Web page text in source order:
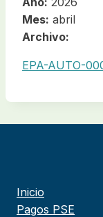
Mes: abril
Archivo:
EPA-AUTO-
Inicio
Pagos PSE